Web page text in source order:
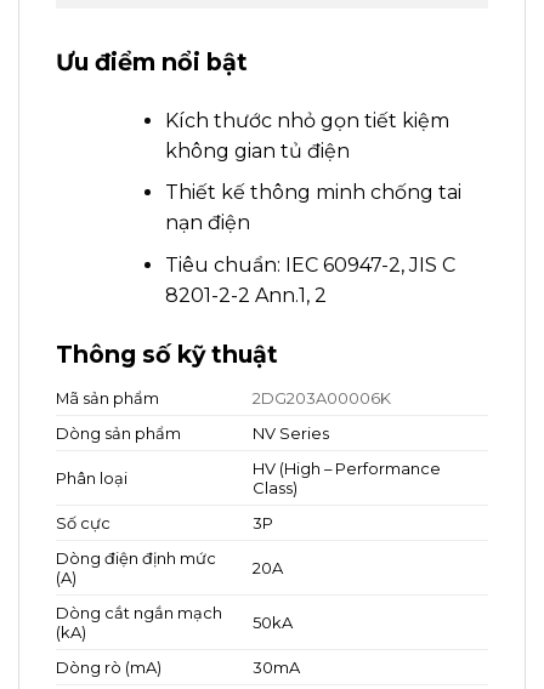
Ưu điểm nổi bật
Kích thước nhỏ gọn tiết kiệm
không gian tủ điện
Thiết kế thông minh chống tai
nạn điện
Tiêu chuẩn: IEC 60947-2, JIS C
8201-2-2 Ann.1, 2
Thông số kỹ thuật
Mã sản phẩm
2DG203A00006K
Dòng sản phẩm
NV Series
Phân loại
HV (High – Performance
Class)
Số cực
3P
Dòng điện định mức
(A)
20A
Dòng cắt ngắn mạch
(kA)
50kA
Dòng rò (mA) 30mA